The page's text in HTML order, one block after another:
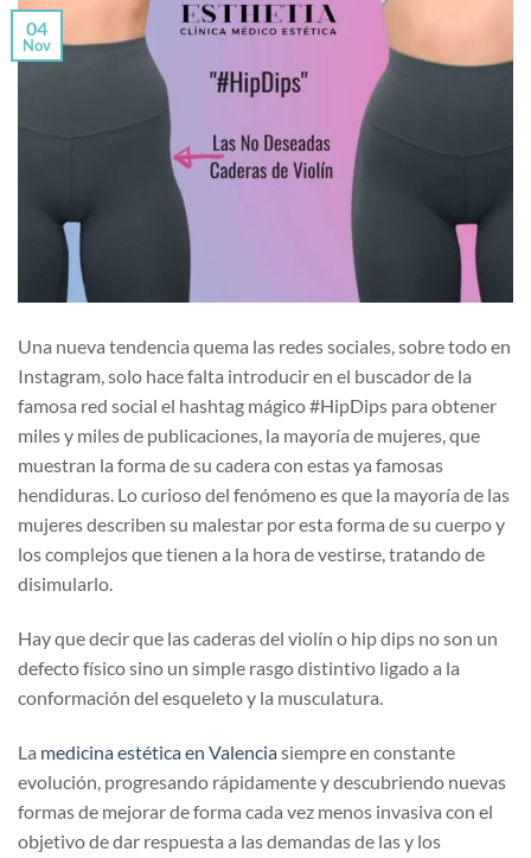
04
Nov
Una nueva tendencia quema las redes sociales, sobre todo en
Instagram, solo hace falta introducir en el buscador de la
famosa red social el hashtag mágico #HipDips para obtener
miles y miles de publicaciones, la mayoría de mujeres, que
muestran la forma de su cadera con estas ya famosas
hendiduras. Lo curioso del fenómeno es que la mayoría de las
mujeres describen su malestar por esta forma de su cuerpo y
los complejos que tienen a la hora de vestirse, tratando de
disimularlo.
Hay que decir que las caderas del violín o hip dips no son un
defecto físico sino un simple rasgo distintivo ligado a la
conformación del esqueleto y la musculatura.
La medicina estética en Valenciasiempre en constante
evolución, progresando rápidamente y descubriendo nuevas
formas de mejorar de forma cada vez menos invasiva con el
objetivo de dar respuesta a las demandas de las y los